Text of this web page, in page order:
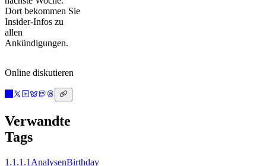
Dort bekommen Sie
Insider-Infos zu
allen
Ankündigungen.
Online diskutieren
Verwandte
Tags
1.1.1.1 AnalysenBirthday